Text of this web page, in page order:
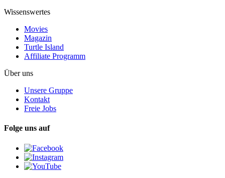
Wissenswertes
Movies
Magazin
Turtle Island
Affiliate Programm
Über uns
Unsere Gruppe
Kontakt
Freie Jobs
Folge uns auf